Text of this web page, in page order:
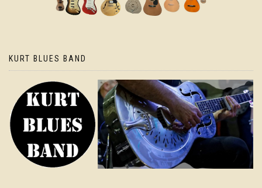
KURT BLUES BAND